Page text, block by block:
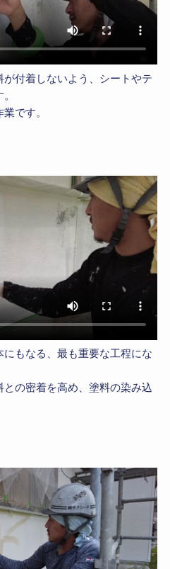
付着しないよう、シートやテ
です。
もなる、最も重要な工程にな
の密着を高め、塗料の染み込